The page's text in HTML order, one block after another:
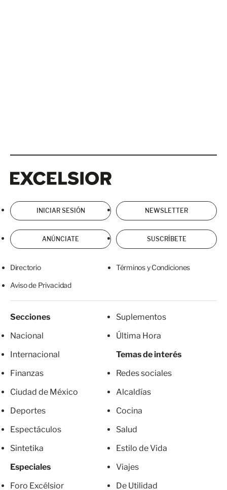
INICIAR SESIÓN NEWSLETTER
ANÚNCIATE SUSCRÍBETE
Directorio Términos y Condiciones
Aviso de Privacidad
Secciones
Nacional
Internacional
Finanzas
Ciudad de México
Deportes
Espectáculos
Sintetika
Especiales
Foro Excélsior
Suplementos
Última Hora
Temas de interés
Redes sociales
Alcaldías
Cocina
Salud
Estilo de Vida
Viajes
De Utilidad